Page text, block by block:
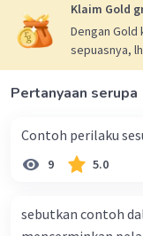
Beri Rating
Turrcilaa T
30 November
Sila
1.
Klaim Gold
Dengan Gold
sepuasnya,
Pertanyaan serupa
Contoh perilaku
9 5.0
sebutkan contoh